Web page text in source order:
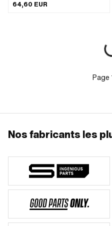
64,60 EUR
Page
Nos fabricants les